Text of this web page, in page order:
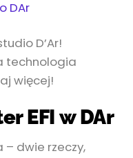
DAr
D’Ar!
technologia
więcej!
EFI w DAr
dwie rzeczy,